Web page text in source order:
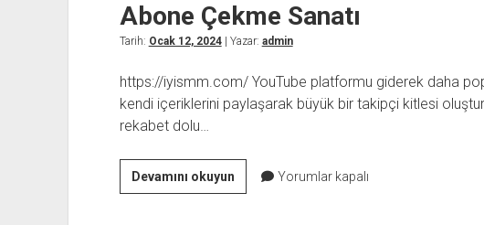
Abone Çekme Sanatı
Tarih: Ocak 12, 2024| Yazar: admin
https://iyismm.com/ YouTube platformu giderek daha
kendi içeriklerini paylaşarak büyük bir takipçi kitlesi
rekabet dolu…
Devamını okuyunYouTuberlar
İçin
Yorumlar kapalı